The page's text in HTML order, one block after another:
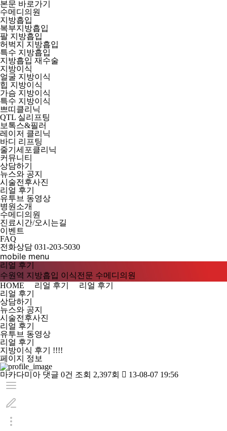
본문 바로가기
수메디의원
지방흡입
복부지방흡입
팔 지방흡입
허벅지 지방흡입
특수 지방흡입
지방흡입 재수술
지방이식
얼굴 지방이식
힙 지방이식
가슴 지방이식
특수 지방이식
쁘띠클리닉
QTL 실리프팅
보톡스&필러
레이저 클리닉
바디 리프팅
줄기세포클리닉
커뮤니티
상담하기
뉴스와 공지
시술전후사진
리얼 후기
유투브 동영상
병원소개
수메디의원
진료시간/오시는길
이벤트
FAQ
전화상담 031-203-5030
mobile menu
리얼 후기
수원역 지방흡입 이식전문 수메디의원
HOME
리얼 후기
리얼 후기
리얼 후기
상담하기
뉴스와 공지
시술전후사진
리얼 후기
유투브 동영상
리얼 후기
지방이식 후기 !!!!
페이지 정보
마카다미아 댓글 0건 조회 2,397회 13-08-07 19:56